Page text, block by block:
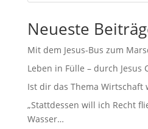
Neueste
Mit dem Jesus-Bus zum
Leben in Fülle – durch Jesus
Ist dir das Thema Wirtschaft
„Stattdessen will ich Recht
Wasser…